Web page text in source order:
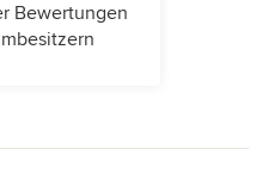
Bewertungen